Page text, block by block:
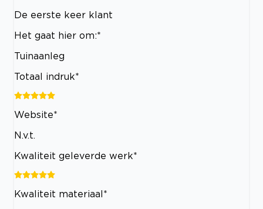
De eerste keer klant
Het gaat hier om:*
Tuinaanleg
Totaal indruk*
Website*
N.v.t.
Kwaliteit geleverde werk*
Kwaliteit materiaal*